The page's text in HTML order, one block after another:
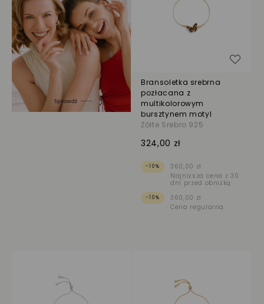
Bransoletka srebrna
pozłacana z
multikolorowym
bursztynem motyl
Żółte Srebro 925
324,00 zł
-10%
360,00 zł
Najniższa cena z 30
dni przed obniżką
-10%
360,00 zł
Cena regularna